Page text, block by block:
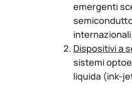
emergenti
Dispositivi a
sistemi
liquida (ink-